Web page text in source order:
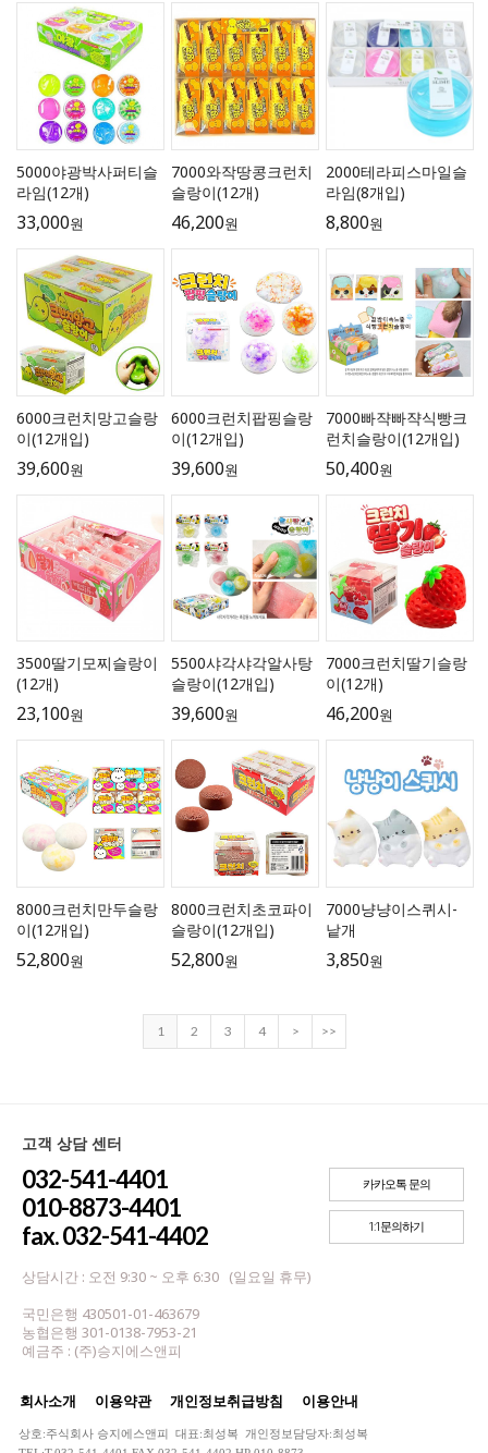
5000야광박사퍼티슬
라임(12개)
33,000원
7000와작땅콩크런치
슬랑이(12개)
46,200원
2000테라피스마일슬
라임(8개입)
8,800원
6000크런치망고슬랑
이(12개입)
39,600원
6000크런치팝핑슬랑
이(12개입)
39,600원
7000빠쟉빠쟉식빵크
런치슬랑이(12개입)
50,400원
3500딸기모찌슬랑이
(12개)
23,100원
5500샤각샤각알사탕
슬랑이(12개입)
39,600원
7000크런치딸기슬랑
이(12개)
46,200원
8000크런치만두슬랑
이(12개입)
52,800원
8000크런치초코파이
슬랑이(12개입)
52,800원
7000냥냥이스퀴시-
낱개
3,850원
1 2 3 4 > >>
고객 상담 센터
032-541-4401
010-8873-4401
fax. 032-541-4402
상담시간 : 오전 9:30 ~ 오후 6:30 (일요일 휴무)
국민은행 430501-01-463679
농협은행 301-0138-7953-21
예금주 : (주)승지에스앤피
카카오톡 문의
1:1문의하기
회사소개 이용약관 개인정보취급방침 이용안내
상호:주식회사 승지에스앤피 대표:최성복 개인정보담당자:최성복